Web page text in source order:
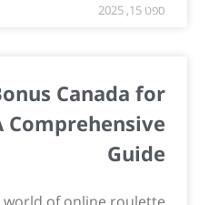
ספט 15, 2025
Canada for
Comprehensive
Guide